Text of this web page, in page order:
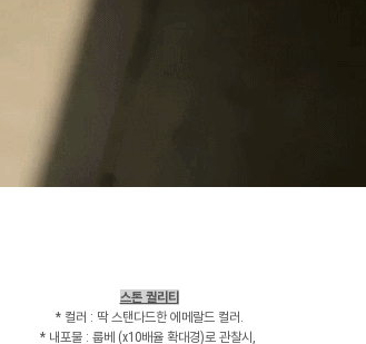
스톤 퀄리티
* 컬러 : 딱 스탠다드한 에메랄드 컬러.
* 내포물 : 룹베 (x10배율 확대경)로 관찰시,